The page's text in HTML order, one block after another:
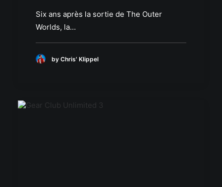
Six ans après la sortie de The Outer
Worlds, la…
by Chris' Klippel